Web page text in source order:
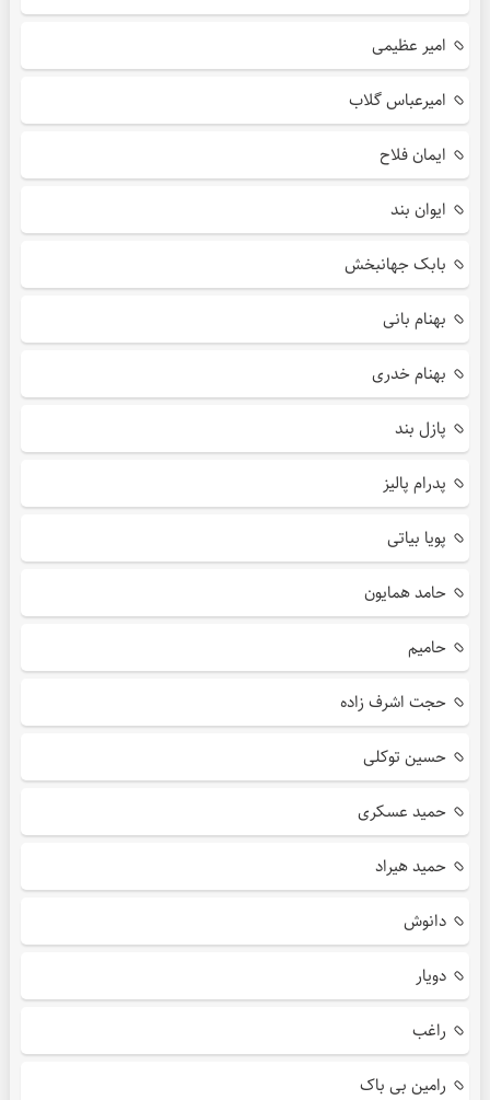
امیر عظیمی
امیرعباس گلاب
ایمان فلاح
ایوان بند
بابک جهانبخش
بهنام بانی
بهنام خدری
پازل بند
پدرام پالیز
پویا بیاتی
حامد همایون
حامیم
حجت اشرف زاده
حسین توکلی
حمید عسکری
حمید هیراد
دانوش
دویار
راغب
رامین بی باک